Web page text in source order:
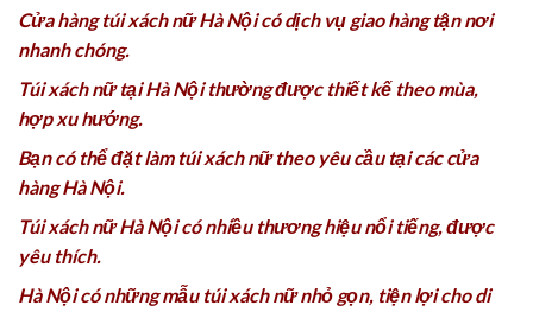
Cửa hàng túi xách nữ Hà Nội có dịch vụ giao hàng tận nơi
nhanh chóng.
Túi xách nữ tại Hà Nội thường được thiết kế theo mùa,
hợp xu hướng.
Bạn có thể đặt làm túi xách nữ theo yêu cầu tại các cửa
hàng Hà Nội.
Túi xách nữ Hà Nội có nhiều thương hiệu nổi tiếng, được
yêu thích.
Hà Nội có những mẫu túi xách nữ nhỏ gọn, tiện lợi cho di